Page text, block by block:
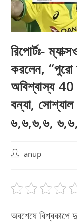
রিপোর্টঃ-
করলেন, “পুরো
অবিশ্বাস্য
বন্যা, সোশ্যাল
৬,৬,৬,৬,
Postanup
অবশেষে বিশ্বকাপে